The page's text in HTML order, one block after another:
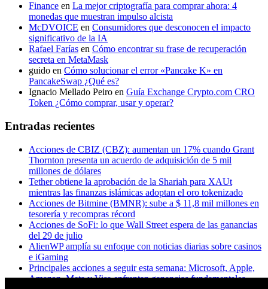
Finance en La mejor criptografía para comprar ahora: 4
monedas que muestran impulso alcista
McDVOICE en Consumidores que desconocen el impacto
significativo de la IA
Rafael Farías en Cómo encontrar su frase de recuperación
secreta en MetaMask
guido en Cómo solucionar el error «Pancake K» en
PancakeSwap ¿Qué es?
Ignacio Mellado Peiro en Guía Exchange Crypto.com CRO
Token ¿Cómo comprar, usar y operar?
Entradas recientes
Acciones de CBIZ (CBZ): aumentan un 17% cuando Grant
Thornton presenta un acuerdo de adquisición de 5 mil
millones de dólares
Tether obtiene la aprobación de la Shariah para XAUt
mientras las finanzas islámicas adoptan el oro tokenizado
Acciones de Bitmine (BMNR): sube a $ 11,8 mil millones en
tesorería y recompras récord
Acciones de SoFi: lo que Wall Street espera de las ganancias
del 29 de julio
AlienWP amplía su enfoque con noticias diarias sobre casinos
e iGaming
Principales acciones a seguir esta semana: Microsoft, Apple,
Amazon, Meta y Visa enfrentan ganancias fundamentales